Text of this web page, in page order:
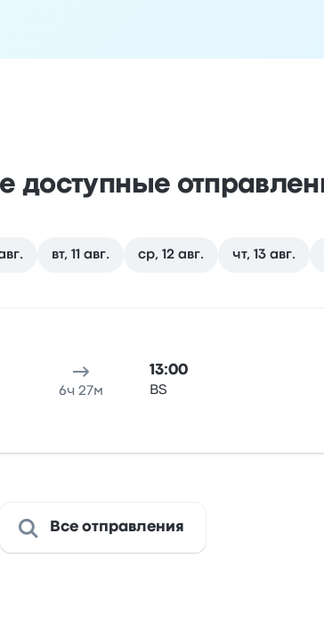
доступные
вт, 11 авг. ср, 12 авг. чт, 13 авг.
6ч 27м
13:00
BS
Все отправления